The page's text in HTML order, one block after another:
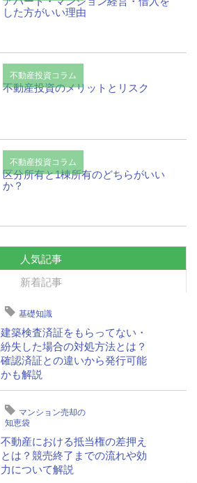
した方がいい理由
不動産投資コラム
不動産投資のメリットとリスク
不動産投資コラム
区分所有と1棟所有のどちらがいい
か？
人気記事
新着記事
基礎知識
建築検査済証をもらってない・
紛失した場合の対処方法とは？
確認済証との違いから発行可能
かも解説
マンション売却の
知恵袋
不動産における抵当権の差押え
とは？競売終了までの流れや効
力について解説